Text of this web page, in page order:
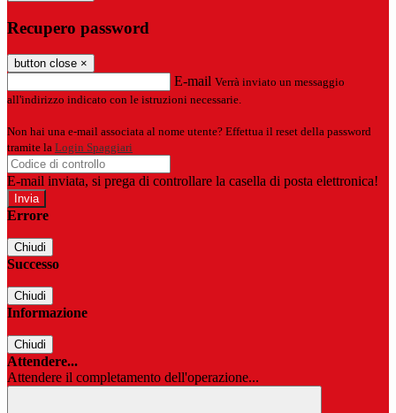
Recupero password
button close ×
E-mail Verrà inviato un messaggio
all'indirizzo indicato con le istruzioni necessarie.
Non hai una e-mail associata al nome utente? Effettua il reset della password
tramite la Login Spaggiari
E-mail inviata, si prega di controllare la casella di posta elettronica!
Errore
Chiudi
Successo
Chiudi
Informazione
Chiudi
Attendere...
Attendere il completamento dell'operazione...